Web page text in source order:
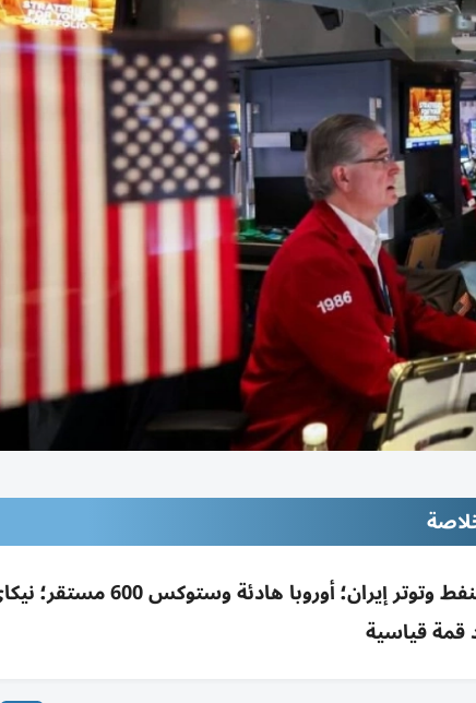
صعود وول ستريت بدعم أسهم التكنولوجيا رغم ارتفاع النفط وتوتر إيران؛ أوروبا هادئة
قمة قياسية